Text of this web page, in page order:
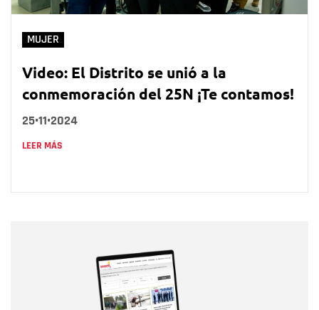
MUJER
Video: El Distrito se unió a la
conmemoración del 25N ¡Te contamos!
25•11•2024
LEER MÁS
Correo electrónico